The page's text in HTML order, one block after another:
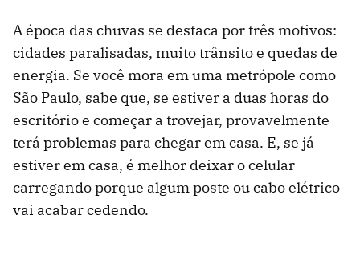
A época das chuvas se destaca por três motivos:
cidades paralisadas, muito trânsito e quedas de
energia. Se você mora em uma metrópole como
São Paulo, sabe que, se estiver a duas horas do
escritório e começar a trovejar, provavelmente
terá problemas para chegar em casa. E, se já
estiver em casa, é melhor deixar o celular
carregando porque algum poste ou cabo elétrico
vai acabar cedendo.